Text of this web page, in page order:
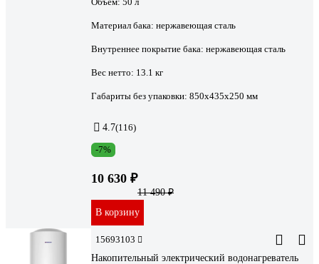
Материал бака: нержавеющая сталь
Внутреннее покрытие бака: нержавеющая сталь
Вес нетто: 13.1 кг
Габариты без упаковки: 850х435х250 мм
4.7(116)
-7%
10 630 ₽
11 490 ₽
В корзину
15693103
Накопительный электрический водонагреватель